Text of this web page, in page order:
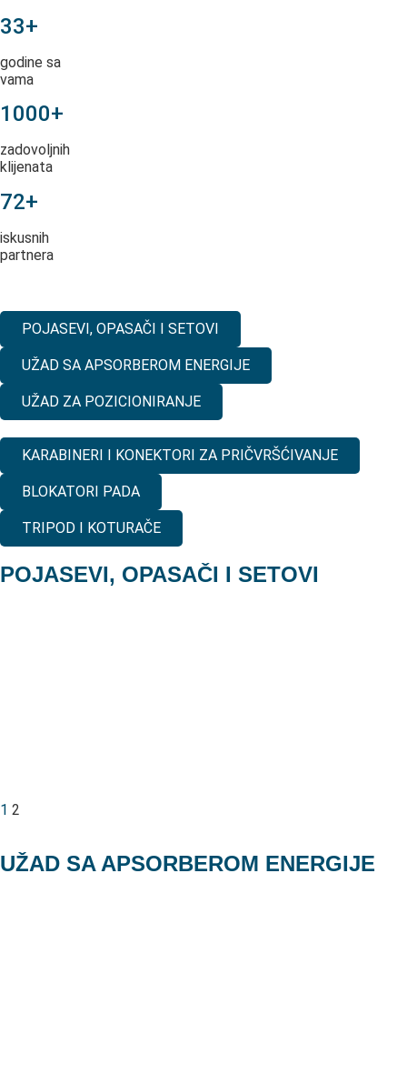
33+
godine sa
vama
1000+
zadovoljnih
klijenata
72+
iskusnih
partnera
POJASEVI, OPASAČI I SETOVI
UŽAD SA APSORBEROM ENERGIJE
UŽAD ZA POZICIONIRANJE
KARABINERI I KONEKTORI ZA PRIČVRŠĆIVANJE
BLOKATORI PADA
TRIPOD I KOTURAČE
POJASEVI, OPASAČI I SETOVI
1 2
UŽAD SA APSORBEROM ENERGIJE